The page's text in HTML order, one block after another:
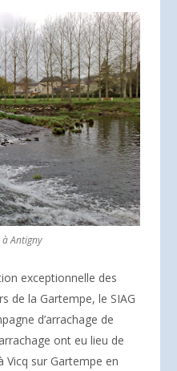
Antigny
exceptionnelle des
de la Gartempe, le SIAG
d’arrachage de
ont eu lieu de
Vicq sur Gartempe en